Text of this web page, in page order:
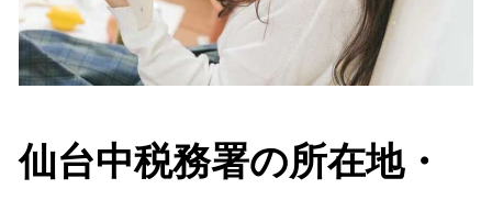
仙台中税務署の所在地・